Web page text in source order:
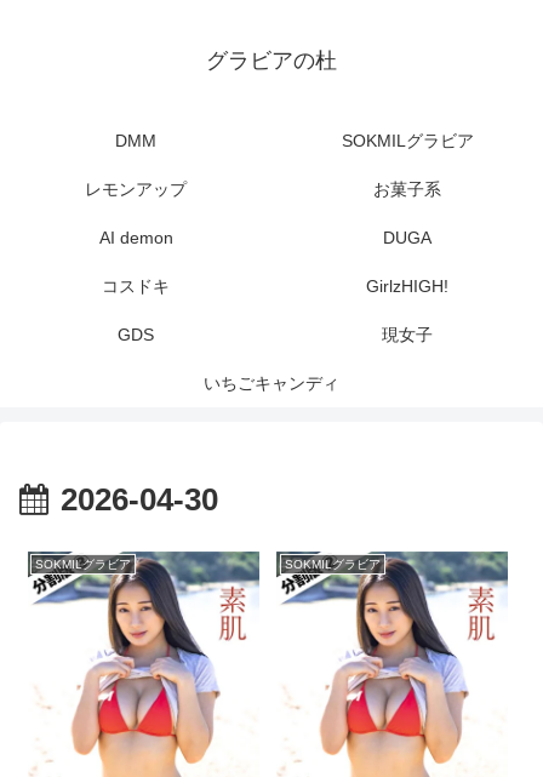
グラビアの杜
DMM SOKMILグラビア
レモンアップ お菓子系
AI demon DUGA
コスドキ GirlzHIGH!
GDS 現女子
いちごキャンディ
2026-04-30
SOKMILグラビア SOKMILグラビア